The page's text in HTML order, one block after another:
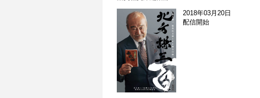
2018年03月20日
配信開始